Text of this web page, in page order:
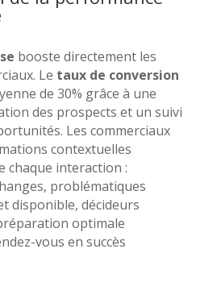
booste directement les
Le taux de conversion
de 30% grâce à une
des prospects et un suivi
Les commerciaux
contextuelles
chaque interaction :
problématiques
disponible, décideurs
optimale
vous en succès